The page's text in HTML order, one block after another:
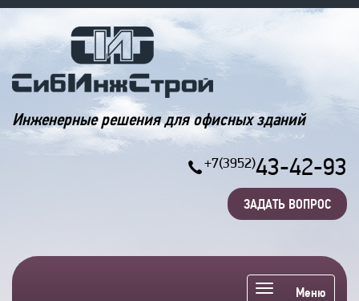
Инженерные решения для офисных зданий
+7(3952)43-42-93
ЗАДАТЬ ВОПРОС
Меню
Меню